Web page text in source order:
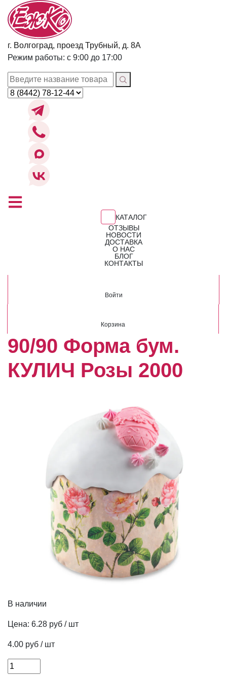
г. Волгоград, проезд Трубный, д. 8А
Режим работы: с 9:00 до 17:00
КАТАЛОГ
ОТЗЫВЫ
НОВОСТИ
ДОСТАВКА
О НАС
БЛОГ
КОНТАКТЫ
Войти
Корзина
90/90 Форма бум.
КУЛИЧ Розы 2000
В наличии
Цена: 6.28 руб / шт
4.00 руб / шт